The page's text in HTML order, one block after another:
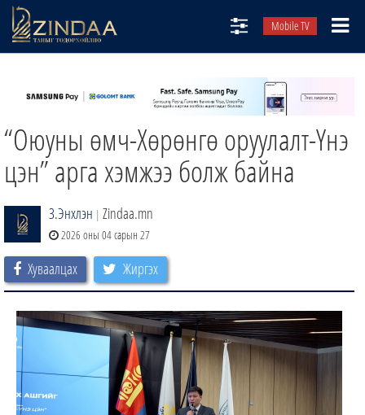
Mobile TV
ТВ8
ӨГЛӨӨНИЙ СОНИН
АУДИО ЗОХИОЛ
ЗИНДАА СЭТГҮҮЛ
“Оюуны өмч-Хөрөнгө оруулалт-Үнэ
цэн” арга хэмжээ болж байна
З.Энхлэн | Zindaa.mn
2026 оны 04 сарын 27
Хуваалцах Жиргэх